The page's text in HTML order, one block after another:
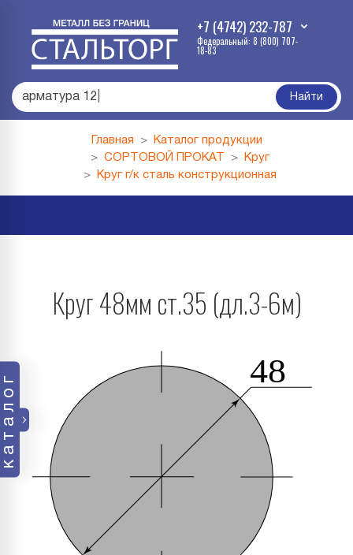
+7 (4742) 232-787
Федеральный: 8 (800) 707-
18-83
арматура Найти
каталог
Главная
Каталог продукции
СОРТОВОЙ ПРОКАТ
Круг
Круг г/к сталь конструкционная
Круг 48мм ст.35 (дл.3-6м)